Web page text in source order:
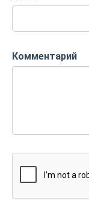
Комментарий